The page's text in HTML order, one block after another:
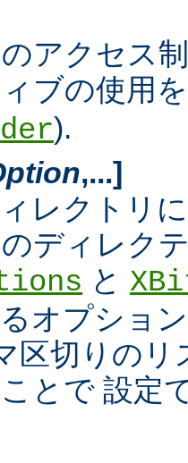
アクセス
ブの使用
).
,...]
レクトリ
ディレク
と
オプショ
区切りの
とで 設定